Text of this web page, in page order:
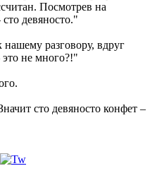
Посмотрев на
девяносто."
разговору, вдруг
это не много?!"
сто девяносто конфет –